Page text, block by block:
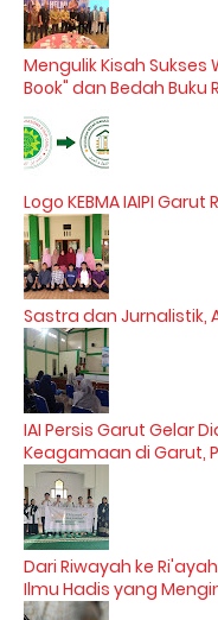
Mengulik Kisah
Book" dan Bedah Buku
Logo KEBMA IAIPI
Sastra dan Jurnalistik,
IAI Persis Garut Gelar
Keagamaan di Garut,
Dari Riwayah ke
Ilmu Hadis yang